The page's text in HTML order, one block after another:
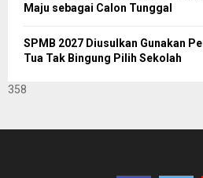
Maju sebagai Calon Tunggal
SPMB 2027 Diusulkan Gunakan
Tua Tak Bingung Pilih Sekolah
358